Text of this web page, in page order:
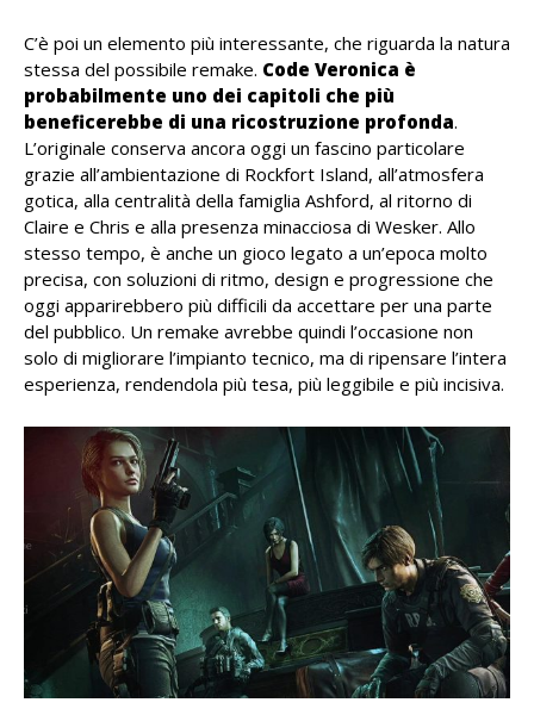
C’è poi un elemento più interessante, che riguarda la natura
stessa del possibile remake. Code Veronica è
probabilmente uno dei capitoli che più
beneficerebbe di una ricostruzione profonda.
L’originale conserva ancora oggi un fascino particolare
grazie all’ambientazione di Rockfort Island, all’atmosfera
gotica, alla centralità della famiglia Ashford, al ritorno di
Claire e Chris e alla presenza minacciosa di Wesker. Allo
stesso tempo, è anche un gioco legato a un’epoca molto
precisa, con soluzioni di ritmo, design e progressione che
oggi apparirebbero più difficili da accettare per una parte
del pubblico. Un remake avrebbe quindi l’occasione non
solo di migliorare l’impianto tecnico, ma di ripensare l’intera
esperienza, rendendola più tesa, più leggibile e più incisiva.